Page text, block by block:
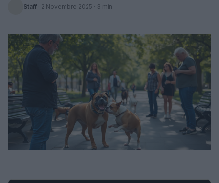
Staff · 2 Novembre 2025 · 3 min